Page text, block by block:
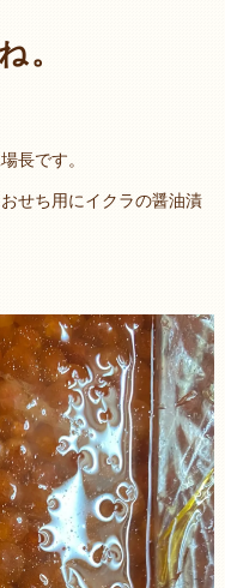
。
長です。
せち用にイクラの醤油漬